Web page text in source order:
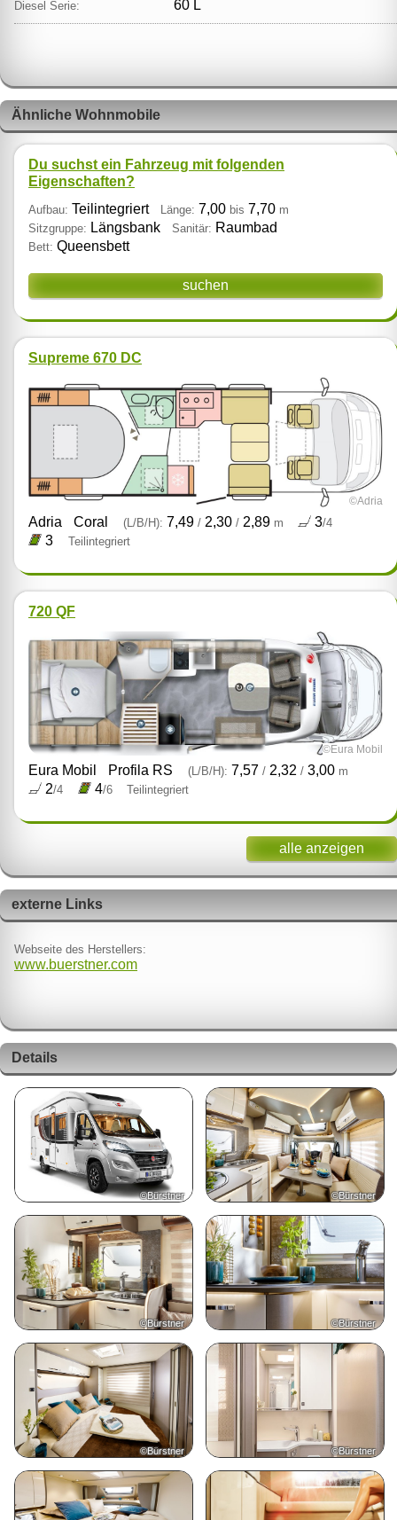
Diesel Serie: 60 L
Ähnliche Wohnmobile
Du suchst ein Fahrzeug mit folgenden
Eigenschaften?
Aufbau: Teilintegriert Länge: 7,00 bis 7,70 m
Sitzgruppe: Längsbank Sanitär: Raumbad
Bett: Queensbett
suchen
Supreme 670 DC
©Adria
Adria Coral (L/B/H): 7,49 /2,30 /2,89 m 3/4
3 Teilintegriert
720 QF
©Eura Mobil
Eura Mobil Profila RS (L/B/H): 7,57 /2,32 /3,00 m
2/4 4/6 Teilintegriert
alle anzeigen
externe Links
Webseite des Herstellers:
www.buerstner.com
Details
©Bürstner ©Bürstner
©Bürstner ©Bürstner
©Bürstner ©Bürstner